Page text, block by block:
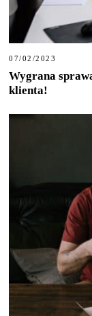
07/02/2023
Wygrana
klienta!